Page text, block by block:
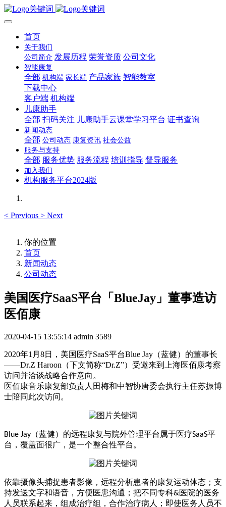
首页
关于我们
公司简介 发展历程 荣誉资质 公司文化
智能康复
全部 机构端 家长端 产品家族 智能教室
下载中心
客户端 机构端
儿康助手
全部 扫码关注 儿康助手云课堂学习平台 证书查询
新闻动态
全部 公司动态 康复资讯 社会公益
服务与支持
全部 服务优势 服务流程 培训指导 督导服务
加入我们
机构服务平台2024版
< Previous > Next
你的位置
首页
新闻动态
公司动态
美国医疗SaaS平台「BlueJay」董事造访
医佰康
2020-04-15 13:55:14 admin 3589
2020年1月8日，美国医疗SaaS平台Blue Jay（蓝健）的董事长
——Dr.Z Haroon（下文简称“Dr.Z”）受邀来到上海医佰康考察
访问并洽谈战略合作意向。
医佰康音乐康复部负责人田梅和中智协唐委会执行主任苏振博
士陪同此次访问。
Blue Jay （蓝健）的远程康复与院外管理平台属于医疗SaaS平
台，覆盖面很广，是一个整合性平台。
依靠摄像头捕捉患者影像，远程分析患者的康复运动体态；支
持发送文字和语音，方便医患沟通；把不同专科&医院的医务
人员联系起来，组成治疗组，合作治疗病人；即使医务人员不